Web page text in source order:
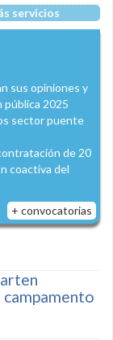
servicios
sus opiniones y
pública 2025
sector puente
de 20
coactiva del
+ convocatorias
campamento